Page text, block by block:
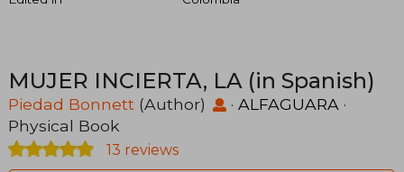
MUJER INCIERTA, LA (in Spanish)
Piedad Bonnett (Author) · ALFAGUARA ·
Physical Book
13 reviews